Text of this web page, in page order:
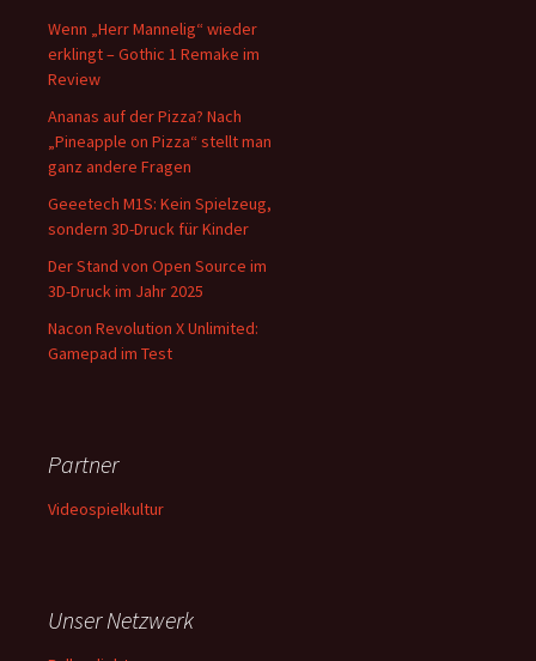
Wenn „Herr Mannelig“ wieder
erklingt – Gothic 1 Remake im
Review
Ananas auf der Pizza? Nach
„Pineapple on Pizza“ stellt man
ganz andere Fragen
Geeetech M1S: Kein Spielzeug,
sondern 3D-Druck für Kinder
Der Stand von Open Source im
3D-Druck im Jahr 2025
Nacon Revolution X Unlimited:
Gamepad im Test
Partner
Videospielkultur
Unser Netzwerk